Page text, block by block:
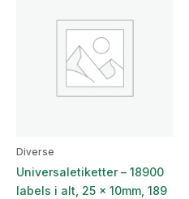
Diverse
Universaletiketter – 18900
labels i alt, 25 x 10mm, 189